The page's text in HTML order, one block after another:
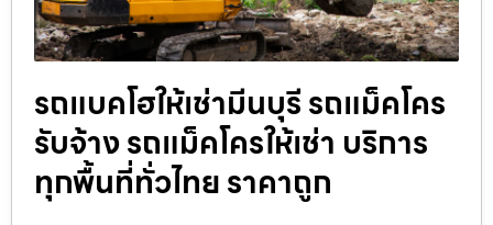
รถแบคโฮให้เช่ามีนบุรี รถแม็คโคร
รับจ้าง รถแม็คโครให้เช่า บริการ
ทุกพื้นที่ทั่วไทย ราคาถูก